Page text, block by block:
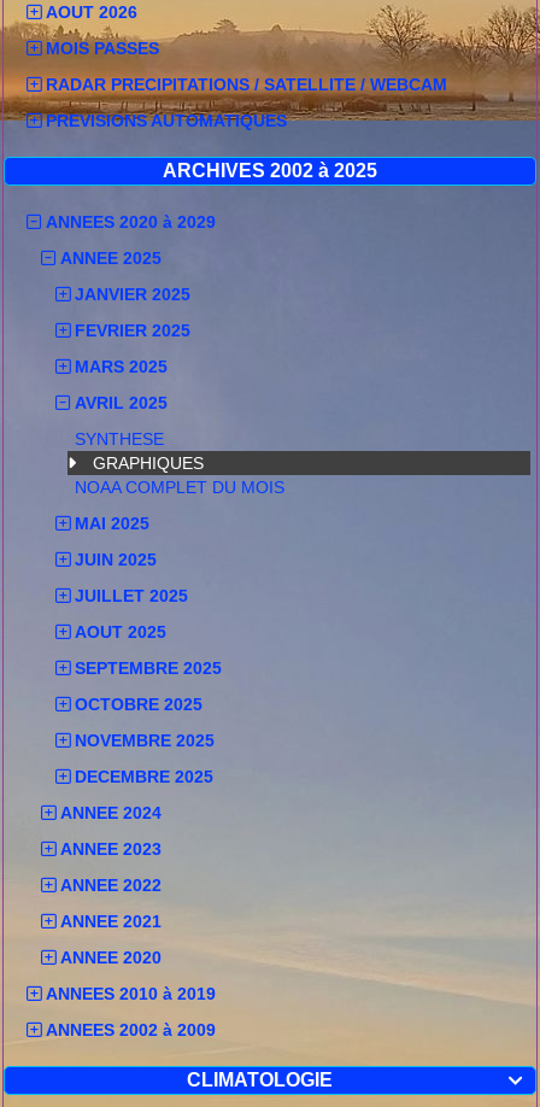
AOUT 2026
MOIS PASSES
RADAR PRECIPITATIONS / SATELLITE / WEBCAM
PREVISIONS AUTOMATIQUES
ARCHIVES 2002 à 2025
ANNEES 2020 à 2029
ANNEE 2025
JANVIER 2025
FEVRIER 2025
MARS 2025
AVRIL 2025
SYNTHESE
GRAPHIQUES
NOAA COMPLET DU MOIS
MAI 2025
JUIN 2025
JUILLET 2025
AOUT 2025
SEPTEMBRE 2025
OCTOBRE 2025
NOVEMBRE 2025
DECEMBRE 2025
ANNEE 2024
ANNEE 2023
ANNEE 2022
ANNEE 2021
ANNEE 2020
ANNEES 2010 à 2019
ANNEES 2002 à 2009

CLIMATOLOGIE